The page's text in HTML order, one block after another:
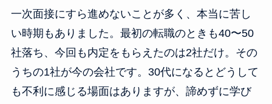
一次面接にすら進めないことが多く、本当に苦し
い時期もありました。最初の転職のときも40〜50
社落ち、今回も内定をもらえたのは2社だけ。その
うちの1社が今の会社です。30代になるとどうして
も不利に感じる場面はありますが、諦めずに学び